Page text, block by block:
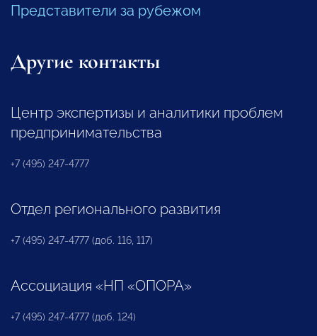
Представители за рубежом
Другие контакты
Центр экспертизы и аналитики проблем
предпринимательства
+7 (495) 247-4777
Отдел регионального развития
+7 (495) 247-4777 (доб. 116, 117)
Ассоциация «НП «ОПОРА»
+7 (495) 247-4777 (доб. 124)